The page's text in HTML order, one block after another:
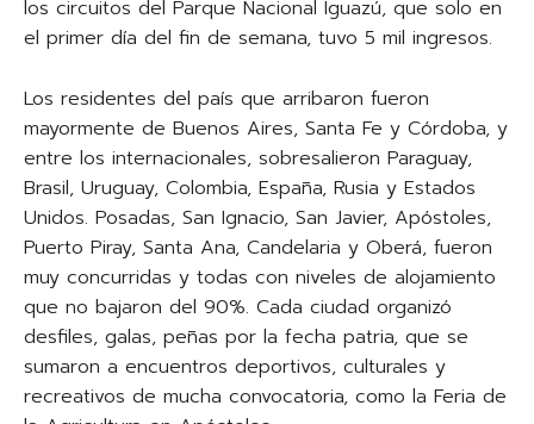
los circuitos del Parque Nacional Iguazú, que solo en
el primer día del fin de semana, tuvo 5 mil ingresos.
Los residentes del país que arribaron fueron
mayormente de Buenos Aires, Santa Fe y Córdoba, y
entre los internacionales, sobresalieron Paraguay,
Brasil, Uruguay, Colombia, España, Rusia y Estados
Unidos. Posadas, San Ignacio, San Javier, Apóstoles,
Puerto Piray, Santa Ana, Candelaria y Oberá, fueron
muy concurridas y todas con niveles de alojamiento
que no bajaron del 90%. Cada ciudad organizó
desfiles, galas, peñas por la fecha patria, que se
sumaron a encuentros deportivos, culturales y
recreativos de mucha convocatoria, como la Feria de